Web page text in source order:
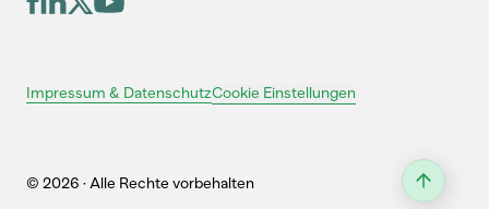
Impressum & DatenschutzCookie Einstellungen
© 2026 · Alle Rechte vorbehalten